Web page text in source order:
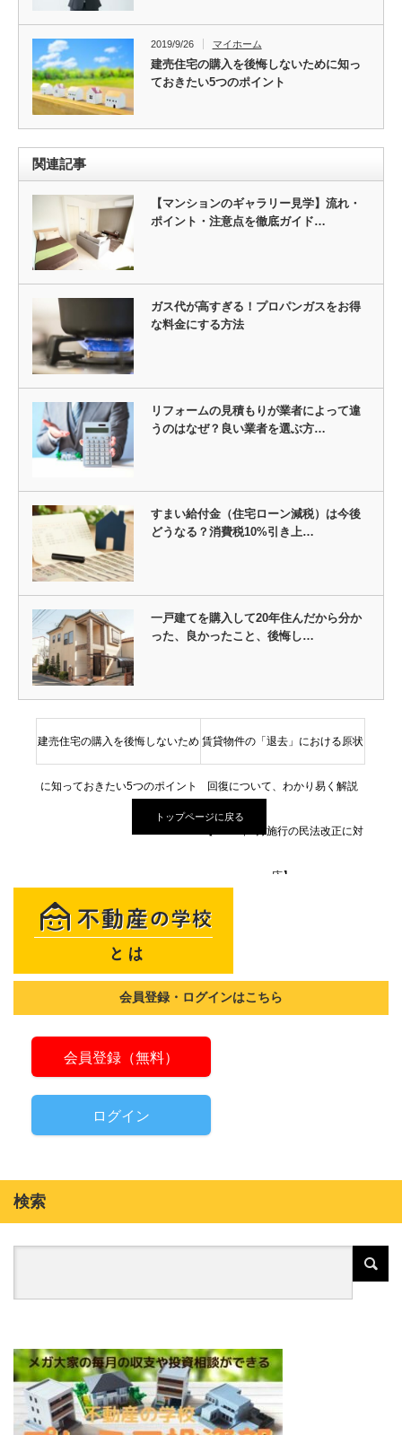
2019/9/26 マイホーム
建売住宅の購入を後悔しないために知っ
ておきたい5つのポイント
関連記事
【マンションのギャラリー見学】流れ・
ポイント・注意点を徹底ガイド…
ガス代が高すぎる！プロパンガスをお得
な料金にする方法
リフォームの見積もりが業者によって違
うのはなぜ？良い業者を選ぶ方…
すまい給付金（住宅ローン減税）は今後
どうなる？消費税10%引き上…
一戸建てを購入して20年住んだから分か
った、良かったこと、後悔し…
建売住宅の購入を後悔しないため
に知っておきたい5つのポイント
賃貸物件の「退去」における原状
回復について、わかり易く解説
【2020年4月施行の民法改正に対
応】
トップページに戻る
会員登録・ログインはこちら
会員登録（無料）
ログイン
検索